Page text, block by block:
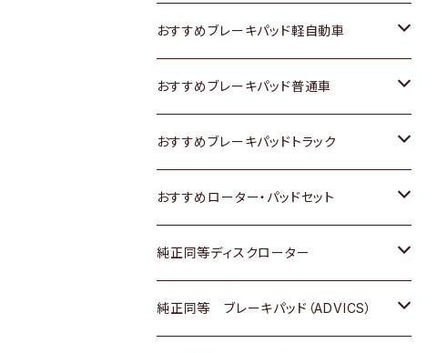
スズキ
日産
いすゞ
ダイハツ
マツダ
三菱
ホンダ
スズキ
日産
いすゞ
ダイハツ
マツダ
トヨタ
スズキ
日産
いすゞ
ダイハツ
三菱
おすすめブレーキパッド軽自動車
トヨタ
ホンダ
スズキ
日産
ダイハツ
おすすめブレーキパッド普通車
トヨタ
ホンダ
スズキ
日産
おすすめブレーキパッドトラック
トヨタ
日産
いすゞ
おすすめローター・パッドセット
トヨタ
ホンダ
純正同等ディスクローター
トヨタ
純正同等 ブレーキパッド（ADVICS）